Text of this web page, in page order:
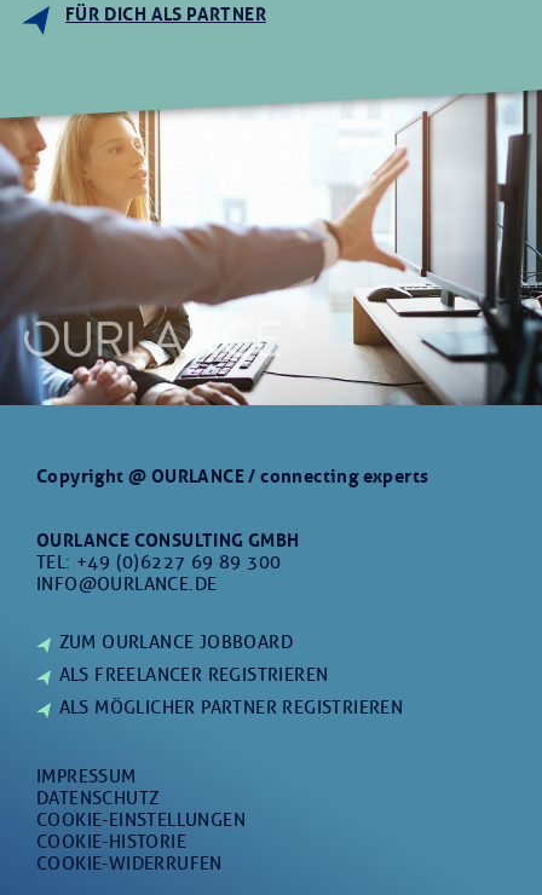
FÜR DICH ALS PARTNER
Copyright @ OURLANCE / connecting experts
OURLANCE CONSULTING GMBH
TEL: +49 (0)6227 69 89 300
INFO@OURLANCE.DE
ZUM OURLANCE JOBBOARD
ALS FREELANCER REGISTRIEREN
ALS MÖGLICHER PARTNER REGISTRIEREN
IMPRESSUM
DATENSCHUTZ
COOKIE-EINSTELLUNGEN
COOKIE-HISTORIE
COOKIE-WIDERRUFEN